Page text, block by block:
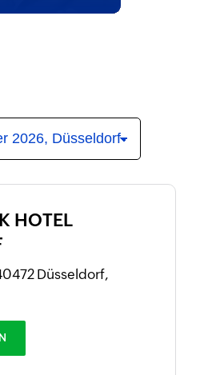
HOTEL
Düsseldorf,